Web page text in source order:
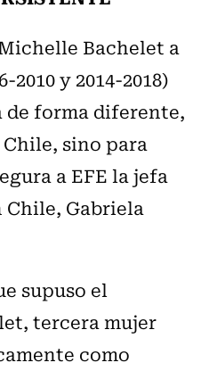
Bachelet a
y 2014-2018)
de forma diferente,
sino para
a EFE la jefa
Chile, Gabriela
supuso el
tercera mujer
como